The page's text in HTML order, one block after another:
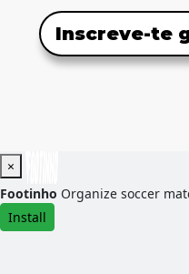
Inscreve-te
×
Footinho Organize soccer
Install